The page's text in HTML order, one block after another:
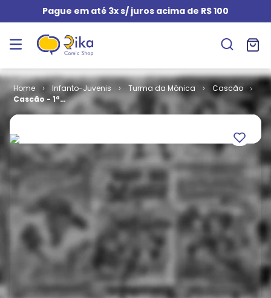
Pague em até 3x s/ juros acima de R$ 100
Infanto-Juvenis Turma da Mônica
Cascão
Cascão - 1ª
Série # 097